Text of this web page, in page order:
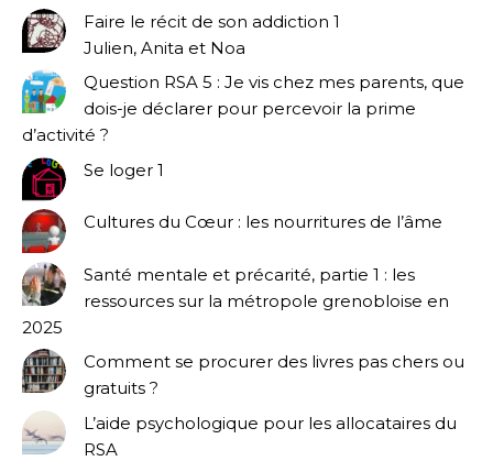
Faire le récit de son addiction 1
Julien, Anita et Noa
Question RSA 5 : Je vis chez mes parents, que
dois-je déclarer pour percevoir la prime
d’activité ?
Se loger 1
Cultures du Cœur : les nourritures de l’âme
Santé mentale et précarité, partie 1 : les
ressources sur la métropole grenobloise en
2025
Comment se procurer des livres pas chers ou
gratuits ?
L’aide psychologique pour les allocataires du
RSA